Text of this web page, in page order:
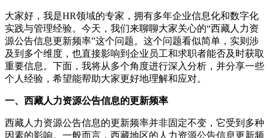
大家好，我是HR领域的专家，拥有多年企业信息化和数字化
实践与管理经验。今天，我们来聊聊大家关心的“西藏人力资
源公告信息更新频率”这个问题。这个问题看似简单，实则涉
及到多个维度，也直接影响到企业员工和求职者能否及时获取
重要信息。下面，我将从多个角度进行深入分析，并分享一些
个人经验，希望能帮助大家更好地理解和应对。
一、西藏人力资源公告信息的更新频率
西藏人力资源公告信息的更新频率并非固定不变，它受到多种
因素的影响。一般而言，西藏地区的人力资源公告信息更新频